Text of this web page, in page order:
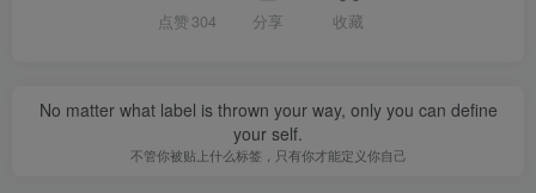
点赞 304 分享 收藏
No matter what label is thrown your way, only you can define
your self.
不管你被贴上什么标签，只有你才能定义你自己